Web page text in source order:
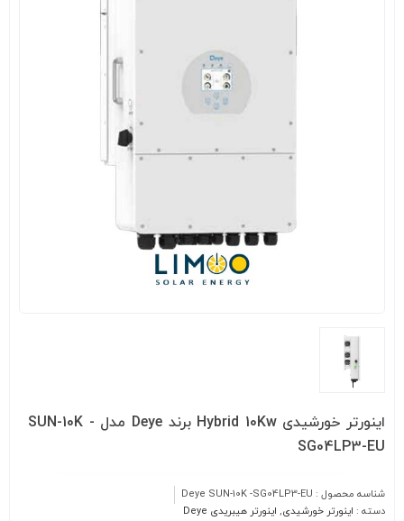
اینورتر خورشیدی Hybrid 10Kw برند Deye مدل SUN-10K -
SG04LP3-EU
شناسه محصول : Deye SUN-10K -SG04LP3-EU
دسته : اینورتر خورشیدی, اینورتر هیبریدی Deye